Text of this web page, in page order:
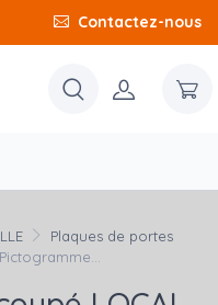
Contactez-nous
Plaques de portes
Pictogramme...